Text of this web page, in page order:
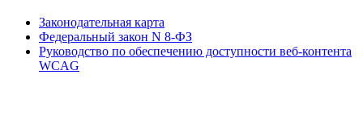
Законодательная карта
Федеральный закон N 8-ФЗ
Руководство по обеспечению доступности веб-контента
WCAG